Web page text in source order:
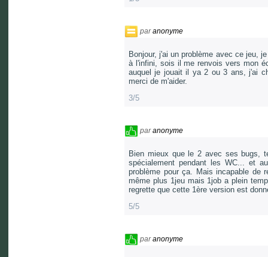
paranonyme
Bonjour, j'ai un problème avec ce jeu,
à l'infini, sois il me renvois vers mon
auquel je jouait il ya 2 ou 3 ans, j'ai
merci de m'aider.
3/5
paranonyme
Bien mieux que le 2 avec ses bugs,
spécialement pendant les WC... et
problème pour ça. Mais incapable de
même plus 1jeu mais 1job a plein
regrette que cette 1ère version est
5/5
paranonyme